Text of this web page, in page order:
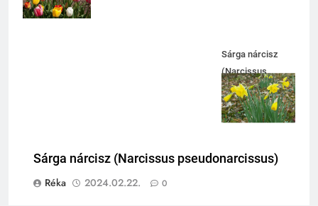
Sárga nárcisz
(Narcissus
pseudonarcissus)
Sárga nárcisz (Narcissus pseudonarcissus)
Réka
2024.02.22. 0